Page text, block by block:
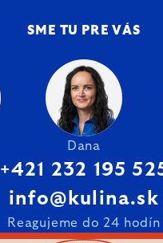
SME TU PRE VÁS
Dana
+421 232 195
info@kulina.sk
Reagujeme do 24 hodín